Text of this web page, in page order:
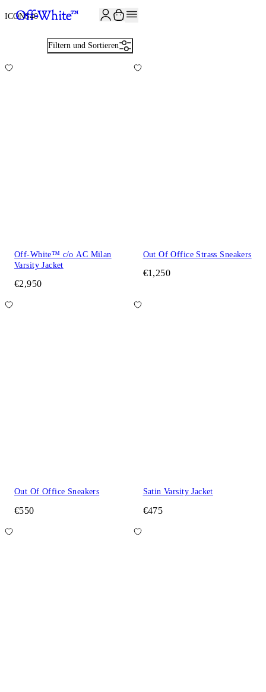
ICONS40
Filtern und Sortieren
Off-White™ c/o AC Milan
Varsity Jacket
€2,950
Out Of Office Strass Sneakers
€1,250
Out Of Office Sneakers
€550
Satin Varsity Jacket
€475